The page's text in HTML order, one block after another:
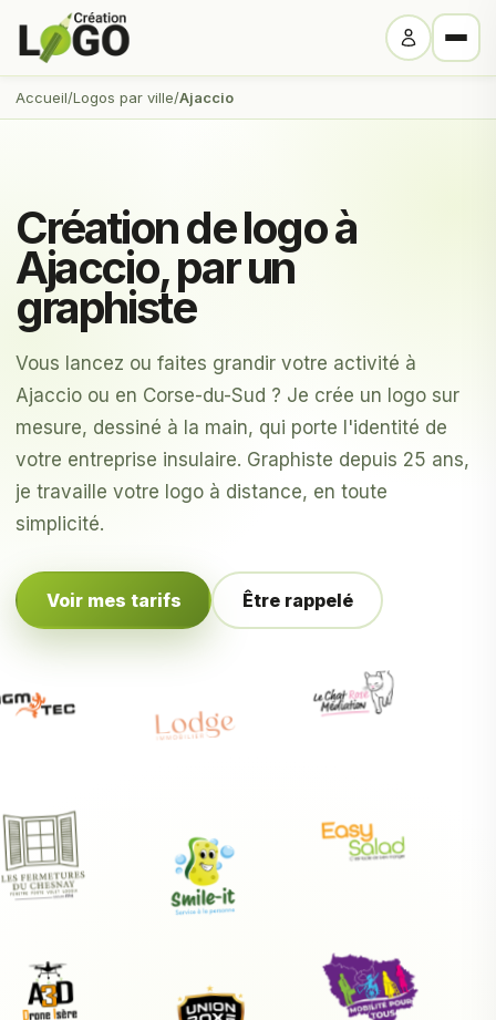
Accueil/Logos par ville/Ajaccio
Création de logo à
Ajaccio, par un
graphiste
Vous lancez ou faites grandir votre activité à
Ajaccio ou en Corse-du-Sud ? Je crée un logo sur
mesure, dessiné à la main, qui porte l'identité de
votre entreprise insulaire. Graphiste depuis 25 ans,
je travaille votre logo à distance, en toute
simplicité.
Voir mes tarifs Être rappelé